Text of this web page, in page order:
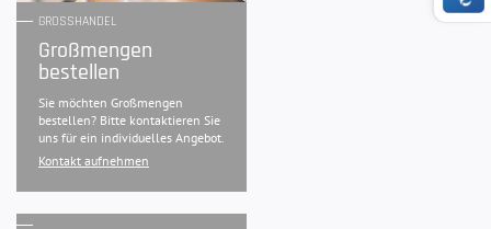
GROSSHANDEL
Großmengen
bestellen
Sie möchten Großmengen
bestellen? Bitte kontaktieren Sie
uns für ein individuelles Angebot.
Kontakt aufnehmen